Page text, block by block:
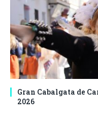
Gran Cabalgata de
2026